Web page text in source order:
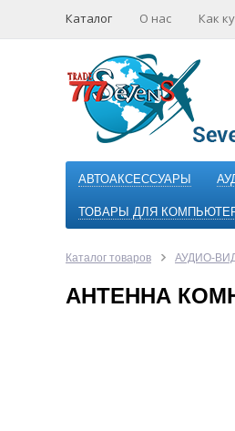
Каталог О нас Как
АВТОАКСЕССУАРЫ
ТОВАРЫ ДЛЯ
Каталог товаров АУДИО-
АНТЕННА